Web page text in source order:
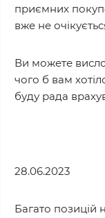
приємних
вже не
Ви можете
чого б вам
буду рада
28.06.2023
Багато позицій